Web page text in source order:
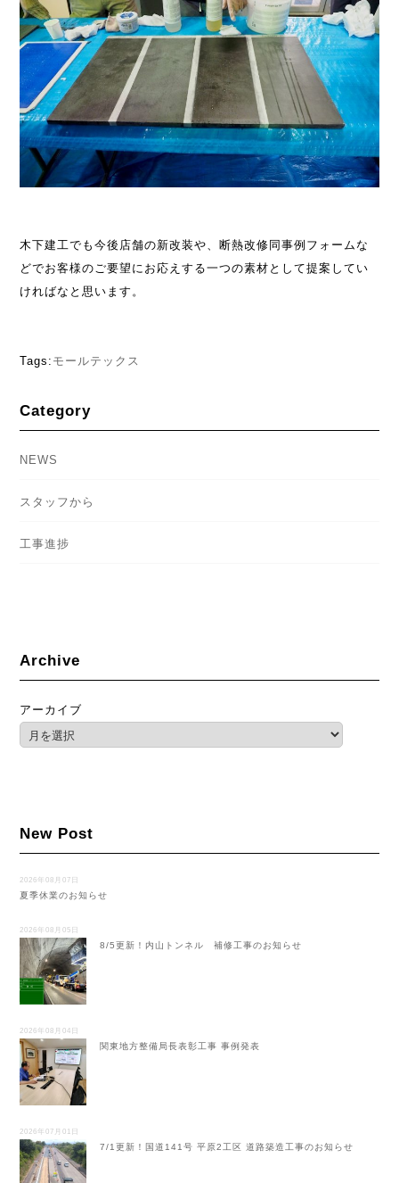
木下建工でも今後店舗の新改装や、断熱改修同事例フォームな
どでお客様のご要望にお応えする一つの素材として提案してい
ければなと思います。
Tags: モールテックス
Category
NEWS
スタッフから
工事進捗
Archive
アーカイブ
New Post
2026年08月07日
夏季休業のお知らせ
2026年08月05日
8/5更新！内山トンネル 補修工事のお知らせ
2026年08月04日
関東地方整備局長表彰工事 事例発表
2026年07月01日
7/1更新！国道141号 平原2工区 道路築造工事のお知らせ